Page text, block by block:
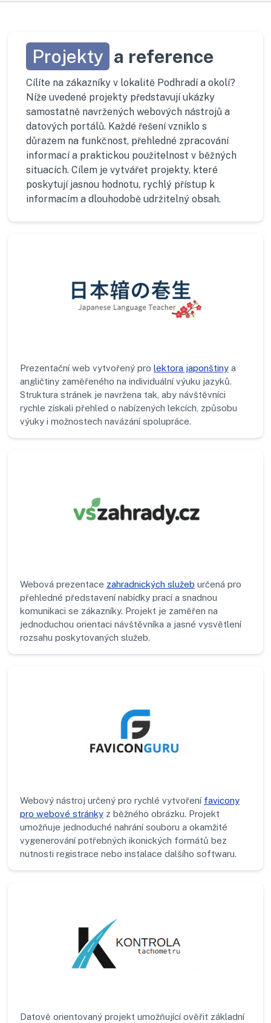
Projekty a reference
Cílíte na zákazníky v lokalitě Podhradí a okolí?
Níže uvedené projekty představují ukázky
samostatně navržených webových nástrojů a
datových portálů. Každé řešení vzniklo s
důrazem na funkčnost, přehledné zpracování
informací a praktickou použitelnost v běžných
situacích. Cílem je vytvářet projekty, které
poskytují jasnou hodnotu, rychlý přístup k
informacím a dlouhodobě udržitelný obsah.
Prezentační web vytvořený pro lektora japonštiny a
angličtiny zaměřeného na individuální výuku jazyků.
Struktura stránek je navržena tak, aby návštěvníci
rychle získali přehled o nabízených lekcích, způsobu
výuky i možnostech navázání spolupráce.
Webová prezentace zahradnických služeb určená pro
přehledné představení nabídky prací a snadnou
komunikaci se zákazníky. Projekt je zaměřen na
jednoduchou orientaci návštěvníka a jasné vysvětlení
rozsahu poskytovaných služeb.
Webový nástroj určený pro rychlé vytvoření favicony
pro webové stránky z běžného obrázku. Projekt
umožňuje jednoduché nahrání souboru a okamžité
vygenerování potřebných ikonických formátů bez
nutnosti registrace nebo instalace dalšího softwaru.
Datově orientovaný projekt umožňující ověřit základní